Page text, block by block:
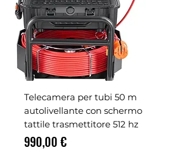
Telecamera per tubi 50 m
autolivellante con schermo
tattile trasmettitore 512 hz
Prezzo
990,00 €